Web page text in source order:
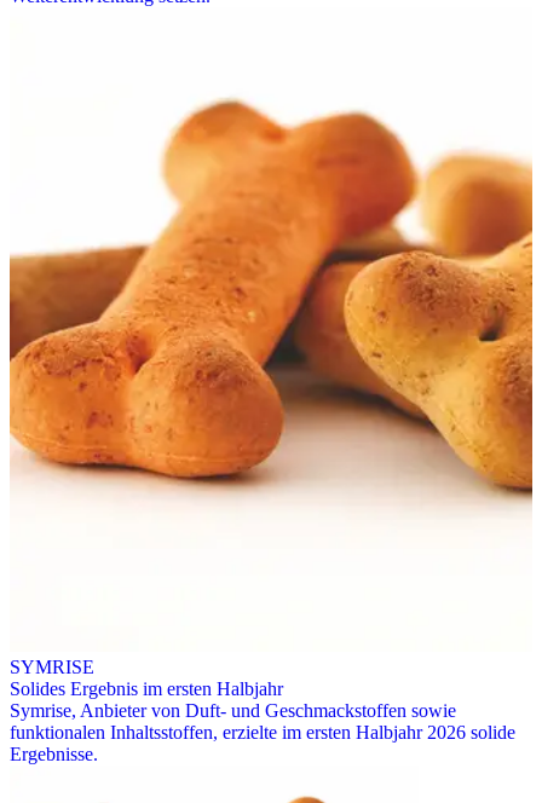
SYMRISE
Solides Ergebnis im ersten Halbjahr
Symrise, Anbieter von Duft- und Geschmackstoffen sowie
funktionalen Inhaltsstoffen, erzielte im ersten Halbjahr 2026 solide
Ergebnisse.